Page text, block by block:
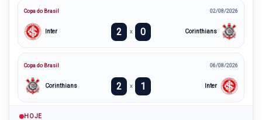
Copa do Brasil 02/08/2026
Inter 2 x 0 Corinthians
Copa do Brasil 06/08/2026
Corinthians 2 x 1 Inter
HOJE